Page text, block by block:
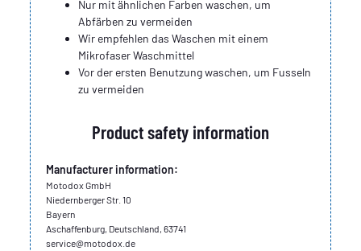
Nur mit ähnlichen Farben waschen, um
Abfärben zu vermeiden
Wir empfehlen das Waschen mit einem
Mikrofaser Waschmittel
Vor der ersten Benutzung waschen, um Fusseln
zu vermeiden
Product safety information
Manufacturer information:
Motodox GmbH
Niedernberger Str. 10
Bayern
Aschaffenburg, Deutschland, 63741
service@motodox.de